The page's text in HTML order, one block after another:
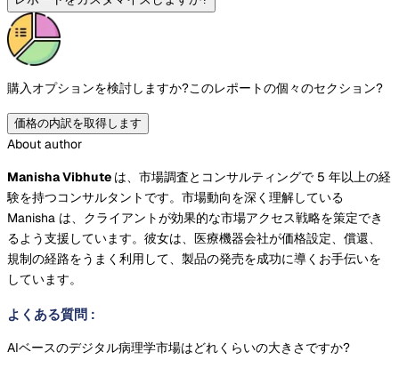
購入オプションを検討しますか?このレポートの個々のセクション?
価格の内訳を取得します
About author
Manisha Vibhute は、市場調査とコンサルティングで 5 年以上の経
験を持つコンサルタントです。市場動向を深く理解している
Manisha は、クライアントが効果的な市場アクセス戦略を策定でき
るよう支援しています。彼女は、医療機器会社が価格設定、償還、
規制の経路をうまく利用して、製品の発売を成功に導くお手伝いを
しています。
よくある質問 :
AIベースのデジタル病理学市場はどれくらいの大きさですか?